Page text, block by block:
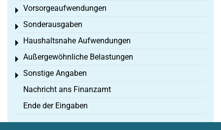
Vorsorgeaufwendungen
Toggle menu
Sonderausgaben
Toggle menu
Haushaltsnahe Aufwendungen
Toggle menu
Außergewöhnliche Belastungen
Toggle menu
Sonstige Angaben
Toggle menu
Nachricht ans Finanzamt
Ende der Eingaben